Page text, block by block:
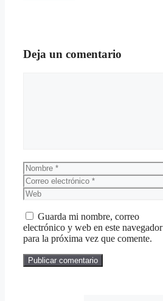
Deja un comentario
Nombre
Correo
electrónico
Web
Guarda mi nombre, correo
electrónico y web en este navegador
para la próxima vez que comente.